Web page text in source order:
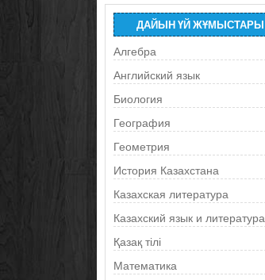
ДАЙЫН ҮЙ ЖҰМЫСТАРЫ
Алгебра
Английский язык
Биология
География
Геометрия
История Казахстана
Казахская литература
Казахский язык и литература
Қазақ тілі
Математика